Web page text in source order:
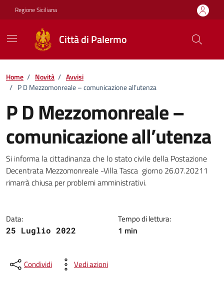
Vai ai contenuti
Vai al footer
Regione Siciliana
Città di Palermo
Home / Novità / Avvisi
/ P D Mezzomonreale – comunicazione all’utenza
P D Mezzomonreale –
comunicazione all’utenza
Dettagli della notizia
Si informa la cittadinanza che lo stato civile della Postazione
Decentrata Mezzomonreale -Villa Tasca giorno 26.07.20211
rimarrà chiusa per problemi amministrativi.
Data:
25 Luglio 2022
Tempo di lettura:
1 min
Condividi Vedi azioni